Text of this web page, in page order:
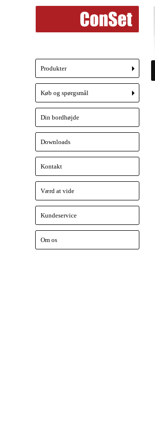
+
Produkter
+
Køb og spørgsmål
Din bordhøjde
Downloads
Kontakt
Værd at vide
Kundeservice
Om os